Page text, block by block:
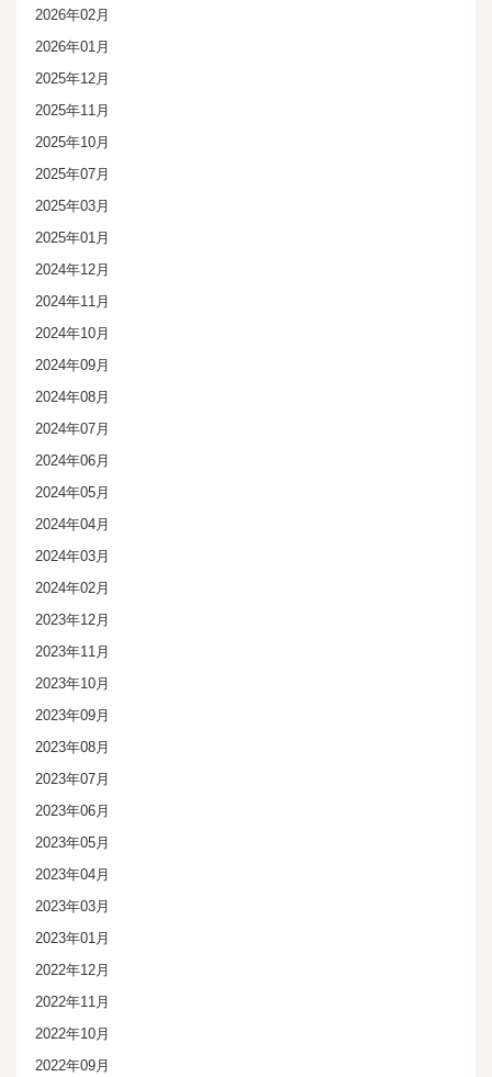
2026年02月
2026年01月
2025年12月
2025年11月
2025年10月
2025年07月
2025年03月
2025年01月
2024年12月
2024年11月
2024年10月
2024年09月
2024年08月
2024年07月
2024年06月
2024年05月
2024年04月
2024年03月
2024年02月
2023年12月
2023年11月
2023年10月
2023年09月
2023年08月
2023年07月
2023年06月
2023年05月
2023年04月
2023年03月
2023年01月
2022年12月
2022年11月
2022年10月
2022年09月